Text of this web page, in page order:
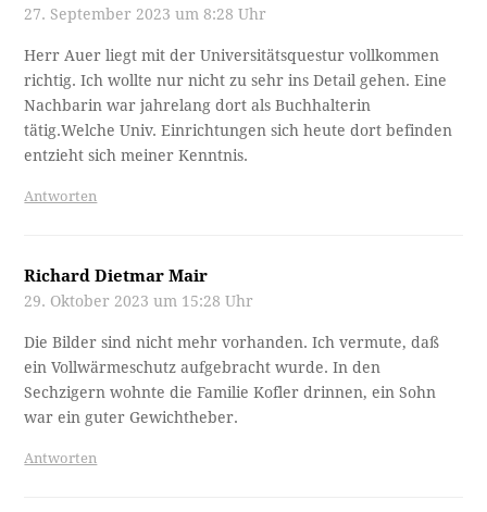
27. September 2023 um 8:28 Uhr
Herr Auer liegt mit der Universitätsquestur vollkommen
richtig. Ich wollte nur nicht zu sehr ins Detail gehen. Eine
Nachbarin war jahrelang dort als Buchhalterin
tätig.Welche Univ. Einrichtungen sich heute dort befinden
entzieht sich meiner Kenntnis.
Antworten
Richard Dietmar Mair
29. Oktober 2023 um 15:28 Uhr
Die Bilder sind nicht mehr vorhanden. Ich vermute, daß
ein Vollwärmeschutz aufgebracht wurde. In den
Sechzigern wohnte die Familie Kofler drinnen, ein Sohn
war ein guter Gewichtheber.
Antworten